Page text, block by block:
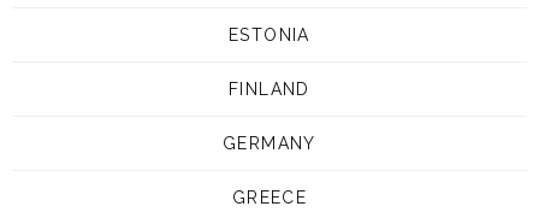
ESTONIA
FINLAND
GERMANY
GREECE